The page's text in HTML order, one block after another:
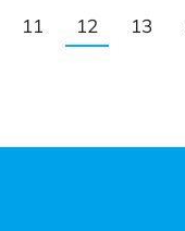
11 12 13